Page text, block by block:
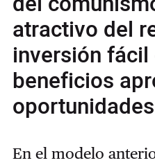
atractivo del
inversión fácil
beneficios
En el modelo